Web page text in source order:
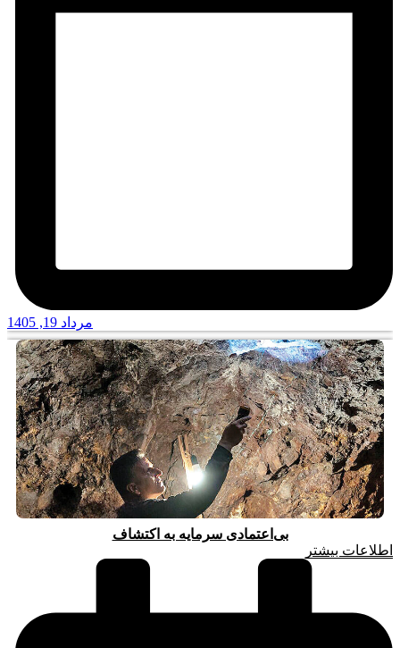
مرداد 19, 1405
بی‌اعتمادی سرمایه به اکتشاف
اطلاعات بیشتر